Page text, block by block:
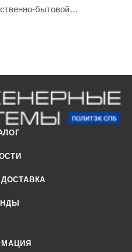
бытовой
на выходе из здания
от неприятных запахов
посредством